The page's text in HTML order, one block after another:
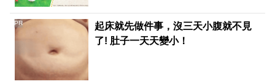
起床就先做件事，沒三天小腹就不見
了! 肚子一天天變小！
PR